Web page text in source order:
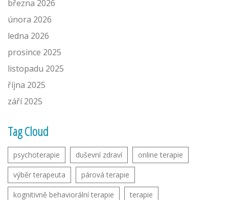
března 2026
února 2026
ledna 2026
prosince 2025
listopadu 2025
října 2025
září 2025
Tag Cloud
psychoterapie duševní zdraví online terapie
výběr terapeuta párová terapie
kognitivně behaviorální terapie terapie